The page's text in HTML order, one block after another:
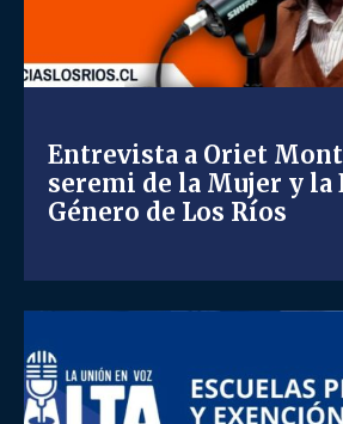
Entrevista a Oriet
seremi de la Mujer y la
Género de Los Ríos